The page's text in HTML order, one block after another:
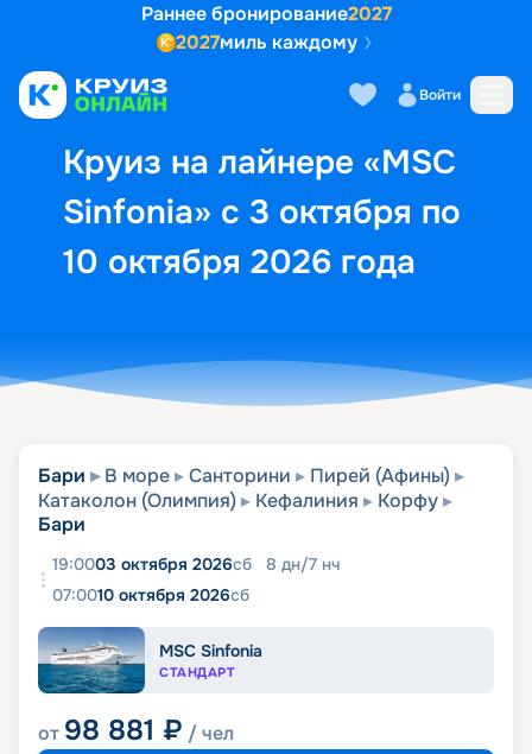
Раннее бронирование2027
2027миль каждому
Войти
Круиз на лайнере «MSC
Sinfonia» с 3 октября по
10 октября 2026 года
Выбор кают Маршрут и
Бари В море Санторини
Пирей (Афины)
Катаколон (Олимпия)
Кефалиния
Корфу
Бари
19:0003 октября 2026сб 8 дн/7 нч
07:0010 октября 2026сб
MSC Sinfonia
СТАНДАРТ
от 98 881 ₽ / чел